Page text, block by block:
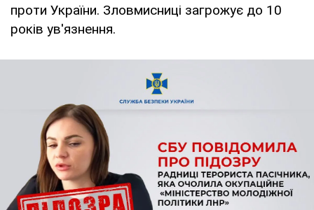
проти України. Зловмисниці загрожує до 10
років ув'язнення.